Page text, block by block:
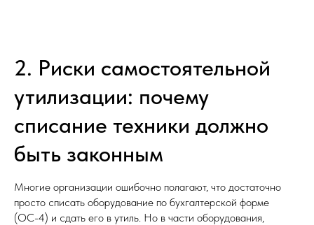
2. Риски самостоятельной
утилизации: почему
списание техники должно
быть законным
Многие организации ошибочно полагают, что достаточно
просто списать оборудование по бухгалтерской форме
(ОС-4) и сдать его в утиль. Но в части оборудования,